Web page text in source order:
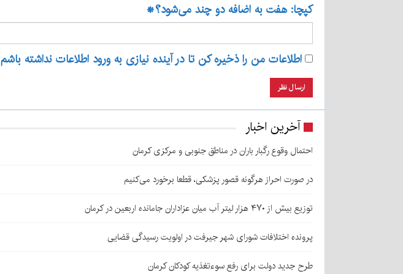
کپچا: هفت به اضافه دو چند می‌شود؟*
اطلاعات من را ذخیره کن تا در آینده نیازی به ورود اطلاعات نداشته باشم
آخرین اخبار
احتمال وقوع رگبار باران در مناطق جنوبی و مرکزی کرمان
در صورت احراز هرگونه قصور پزشکی، قطعا برخورد می‌کنیم
توزیع بیش از ۴۷۰ هزار لیتر آب میان عزاداران جامانده اربعین در کرمان
پرونده اختلافات شورای شهر جیرفت در اولویت رسیدگی قضایی
طرح جدید دولت برای رفع سوءتغذیه کودکان کرمان